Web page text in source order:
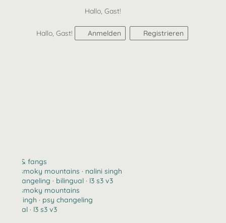
Hallo, Gast!
Hallo, Gast! Anmelden Registrieren
claws & fangs
2123 · smoky mountains · nalini singh
psy changeling · bilingual · l3 s3 v3
2123 · smoky mountains
nalini singh · psy changeling
bilingual · l3 s3 v3